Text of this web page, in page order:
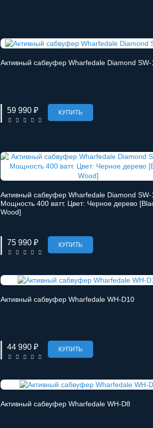
Активный сабвуфер Wharfedale Diamond SW-
59 990 ₽ КУПИТЬ
Активный сабвуфер Wharfedale Diamond SW-
Мощность 400 ватт. Цвет: Черное дерево
Wood]
75 990 ₽ КУПИТЬ
Активный сабвуфер Wharfedale WH-D10
44 990 ₽ КУПИТЬ
Активный сабвуфер Wharfedale WH-D8